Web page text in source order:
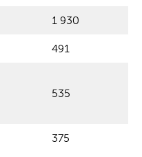
1 930
491
535
375